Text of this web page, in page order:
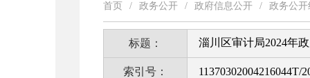
首页 / 政务公开 / 政府信息公开 / 政务公
标题： 淄川区审计局2024年
索引号： 11370302004216044T/